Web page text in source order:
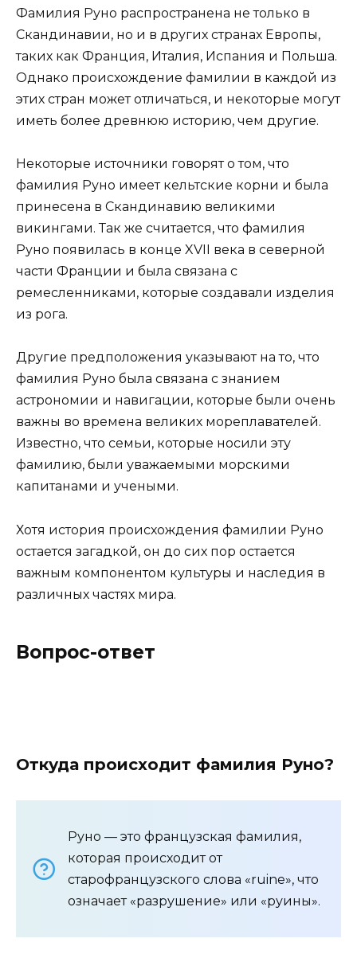
Фамилия Руно распространена не только в
Скандинавии, но и в других странах Европы,
таких как Франция, Италия, Испания и Польша.
Однако происхождение фамилии в каждой из
этих стран может отличаться, и некоторые могут
иметь более древнюю историю, чем другие.
Некоторые источники говорят о том, что
фамилия Руно имеет кельтские корни и была
принесена в Скандинавию великими
викингами. Так же считается, что фамилия
Руно появилась в конце XVII века в северной
части Франции и была связана с
ремесленниками, которые создавали изделия
из рога.
Другие предположения указывают на то, что
фамилия Руно была связана с знанием
астрономии и навигации, которые были очень
важны во времена великих мореплавателей.
Известно, что семьи, которые носили эту
фамилию, были уважаемыми морскими
капитанами и учеными.
Хотя история происхождения фамилии Руно
остается загадкой, он до сих пор остается
важным компонентом культуры и наследия в
различных частях мира.
Вопрос-ответ
Откуда происходит фамилия Руно?
Руно — это французская фамилия,
которая происходит от
старофранцузского слова «ruine», что
означает «разрушение» или «руины».